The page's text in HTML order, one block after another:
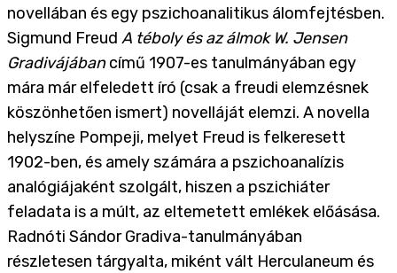
novellában és egy pszichoanalitikus álomfejtésben.
Sigmund Freud A téboly és az álmok W. Jensen
Gradivájábancímű 1907-es tanulmányában egy
mára már elfeledett író (csak a freudi elemzésnek
köszönhetően ismert) novelláját elemzi. A novella
helyszíne Pompeji, melyet Freud is felkeresett
1902-ben, és amely számára a pszichoanalízis
analógiájaként szolgált, hiszen a pszichiáter
feladata is a múlt, az eltemetett emlékek előásása.
Radnóti Sándor Gradiva-tanulmányában
részletesen tárgyalta, miként vált Herculaneum és